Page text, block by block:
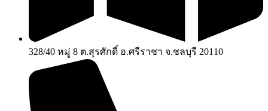
328/40 หมู่ 8 ต.สุรศักดิ์ อ.ศรีราชา จ.ชลบุรี 20110